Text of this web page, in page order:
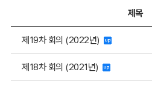
제목
제19차 회의 (2022년)
제18차 회의 (2021년)